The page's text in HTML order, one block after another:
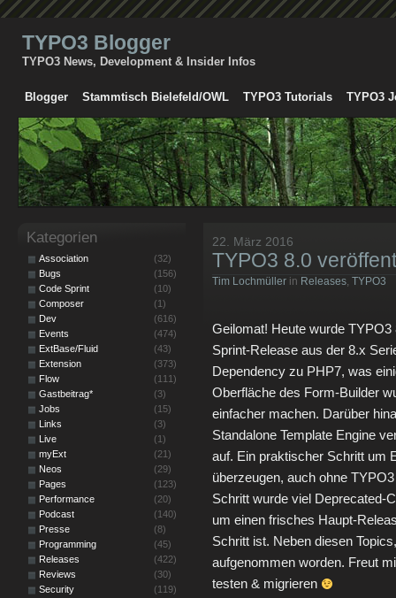
TYPO3 Blogger
TYPO3 News, Development & Insider Infos
Blogger Stammtisch Bielefeld/OWL TYPO3 Tutorials TYPO3
22. März 2016
TYPO3 8.0
Tim Lochmüller in Releases, TYPO3
Geilomat! Heute wurde
Sprint-Release aus der 8.x
Dependency zu PHP7, was
Oberfläche des Form-Builder
einfacher machen. Darüber
Standalone Template Engine
auf. Ein praktischer Schritt um
überzeugen, auch ohne
Schritt wurde viel Deprecated-
um einen frisches Haupt-
Schritt ist. Neben diesen
aufgenommen worden. Freut
testen & migrieren
Kategorien
Association
(32)
Bugs
(156)
Code Sprint
(10)
Composer
(1)
Dev
(616)
Events
(474)
ExtBase/Fluid
(43)
Extension
(373)
Flow
(111)
Gastbeitrag*
(3)
Jobs
(15)
Links
(3)
Live
(1)
myExt
(21)
Neos
(29)
Pages
(123)
Performance
(20)
Podcast
(140)
Presse
(8)
Programming
(45)
Releases
(422)
Reviews
(30)
Security
(119)